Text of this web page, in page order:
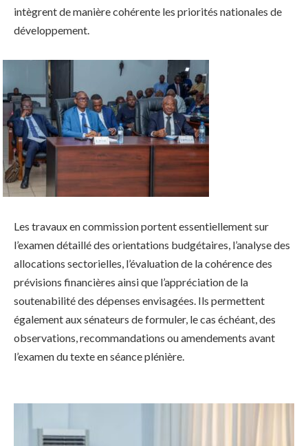
intègrent de manière cohérente les priorités nationales de
développement.
Les travaux en commission portent essentiellement sur
l’examen détaillé des orientations budgétaires, l’analyse des
allocations sectorielles, l’évaluation de la cohérence des
prévisions financières ainsi que l’appréciation de la
soutenabilité des dépenses envisagées. Ils permettent
également aux sénateurs de formuler, le cas échéant, des
observations, recommandations ou amendements avant
l’examen du texte en séance plénière.